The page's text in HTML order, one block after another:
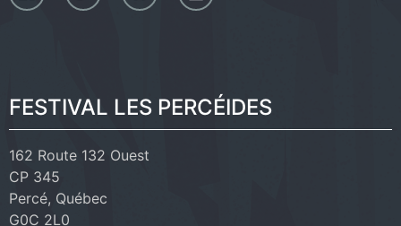
FESTIVAL LES PERCÉIDES
162 Route 132 Ouest
CP 345
Percé, Québec
G0C 2L0